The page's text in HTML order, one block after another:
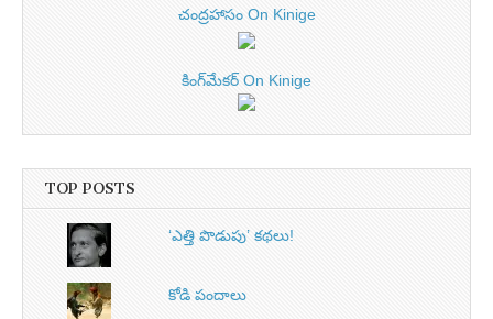
చంద్రహాసం On Kinige
కింగ్‌మేకర్ On Kinige
TOP POSTS
‘ఎత్తి పొడుపు’ కథలు!
కోడి పందాలు